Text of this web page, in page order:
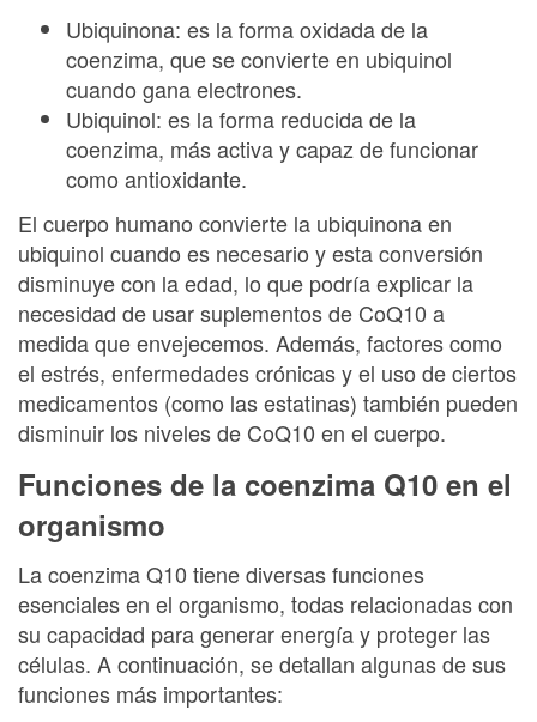
Ubiquinona: es la forma oxidada de la
coenzima, que se convierte en ubiquinol
cuando gana electrones.
Ubiquinol: es la forma reducida de la
coenzima, más activa y capaz de funcionar
como antioxidante.
El cuerpo humano convierte la ubiquinona en
ubiquinol cuando es necesario y esta conversión
disminuye con la edad, lo que podría explicar la
necesidad de usar suplementos de CoQ10 a
medida que envejecemos. Además, factores como
el estrés, enfermedades crónicas y el uso de ciertos
medicamentos (como las estatinas) también pueden
disminuir los niveles de CoQ10 en el cuerpo.
Funciones de la coenzima Q10 en el
organismo
La coenzima Q10 tiene diversas funciones
esenciales en el organismo, todas relacionadas con
su capacidad para generar energía y proteger las
células. A continuación, se detallan algunas de sus
funciones más importantes: